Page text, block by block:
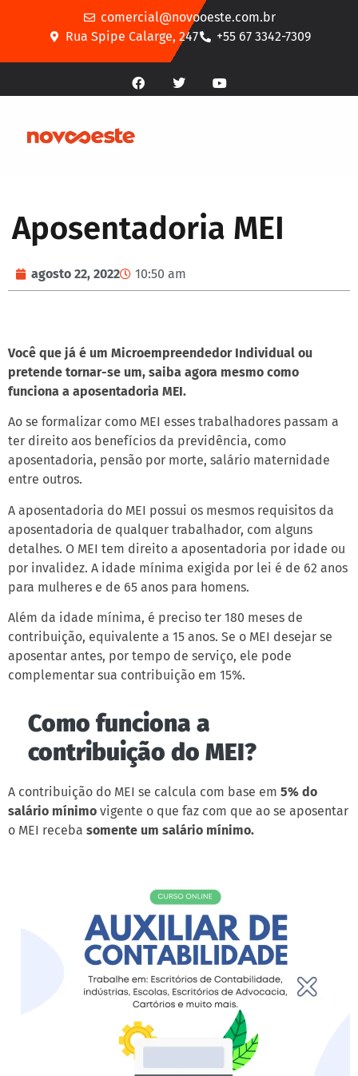
comercial@novooeste.com.br
Rua Spipe Calarge, 247
+55 67 3342-7309
Aposentadoria MEI
agosto 22, 2022 10:50 am
Você que já é um Microempreendedor Individual ou
pretende tornar-se um, saiba agora mesmo como
funciona a aposentadoria MEI.
Ao se formalizar como MEI esses trabalhadores passam a
ter direito aos benefícios da previdência, como
aposentadoria, pensão por morte, salário maternidade
entre outros.
A aposentadoria do MEI possui os mesmos requisitos da
aposentadoria de qualquer trabalhador, com alguns
detalhes. O MEI tem direito a aposentadoria por idade ou
por invalidez. A idade mínima exigida por lei é de 62 anos
para mulheres e de 65 anos para homens.
Além da idade mínima, é preciso ter 180 meses de
contribuição, equivalente a 15 anos. Se o MEI desejar se
aposentar antes, por tempo de serviço, ele pode
complementar sua contribuição em 15%.
Como funciona a
contribuição do MEI?
A contribuição do MEI se calcula com base em 5% do
salário mínimo vigente o que faz com que ao se aposentar
o MEI receba somente um salário mínimo.